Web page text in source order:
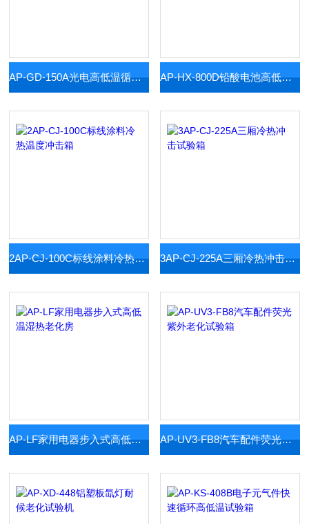
AP-GD-150A光电高低温循环测试箱 AP-HX-800D铅酸电池高低温交变循环箱
2AP-CJ-100C标线涂料冷热温度冲击箱 3AP-CJ-225A三厢冷热冲击试验箱
AP-LF家用电器步入式高低温湿热老化房 AP-UV3-FB8汽车配件荧光紫外老化试验箱